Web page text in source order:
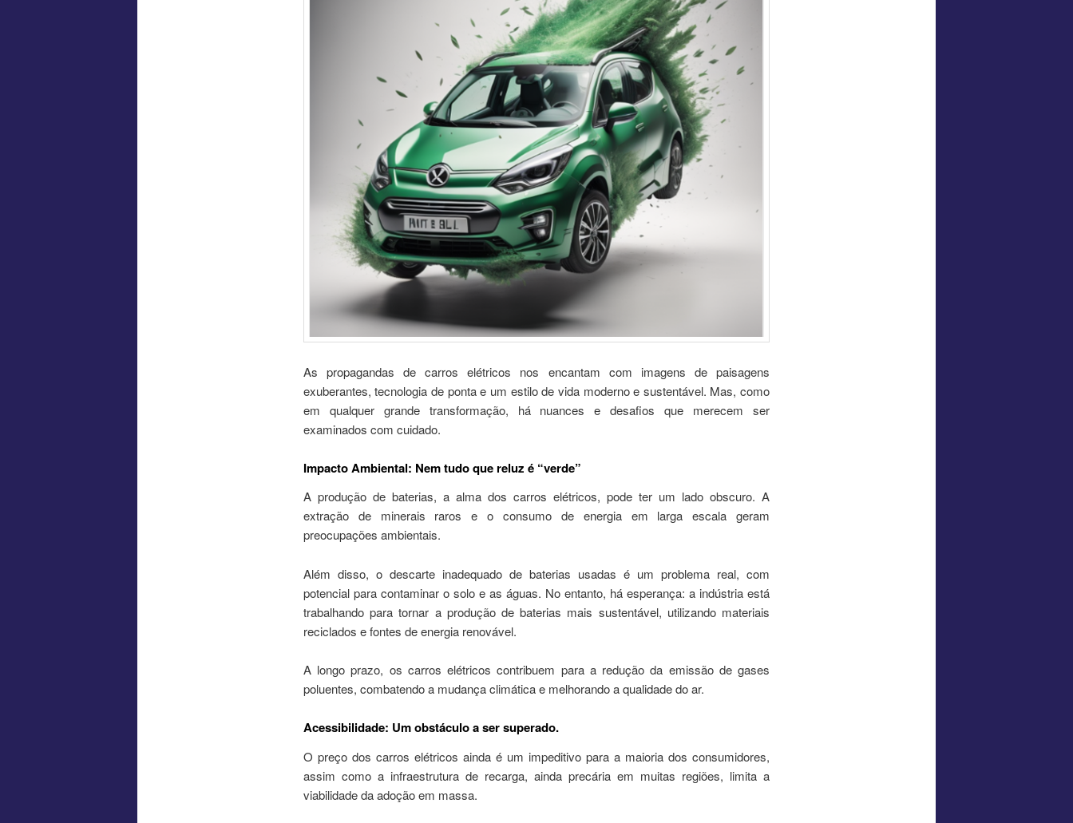
As propagandas de carros elétricos nos encantam com imagens de paisagens
exuberantes, tecnologia de ponta e um estilo de vida moderno e sustentável. Mas, como
em qualquer grande transformação, há nuances e desafios que merecem ser
examinados com cuidado.
Impacto Ambiental: Nem tudo que reluz é “verde”
A produção de baterias, a alma dos carros elétricos, pode ter um lado obscuro. A
extração de minerais raros e o consumo de energia em larga escala geram
preocupações ambientais.
Além disso, o descarte inadequado de baterias usadas é um problema real, com
potencial para contaminar o solo e as águas. No entanto, há esperança: a indústria está
trabalhando para tornar a produção de baterias mais sustentável, utilizando materiais
reciclados e fontes de energia renovável.
A longo prazo, os carros elétricos contribuem para a redução da emissão de gases
poluentes, combatendo a mudança climática e melhorando a qualidade do ar.
Acessibilidade: Um obstáculo a ser superado.
O preço dos carros elétricos ainda é um impeditivo para a maioria dos consumidores,
assim como a infraestrutura de recarga, ainda precária em muitas regiões, limita a
viabilidade da adoção em massa.